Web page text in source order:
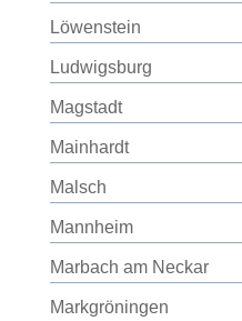
Löwenstein
Ludwigsburg
Magstadt
Mainhardt
Malsch
Mannheim
Marbach am Neckar
Markgröningen